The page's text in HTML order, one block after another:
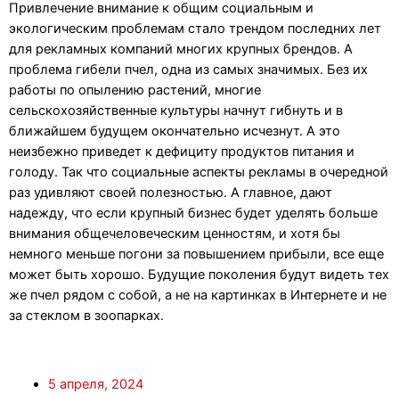
Привлечение внимание к общим социальным и
экологическим проблемам стало трендом последних лет
для рекламных компаний многих крупных брендов. А
проблема гибели пчел, одна из самых значимых. Без их
работы по опылению растений, многие
сельскохозяйственные культуры начнут гибнуть и в
ближайшем будущем окончательно исчезнут. А это
неизбежно приведет к дефициту продуктов питания и
голоду. Так что социальные аспекты рекламы в очередной
раз удивляют своей полезностью. А главное, дают
надежду, что если крупный бизнес будет уделять больше
внимания общечеловеческим ценностям, и хотя бы
немного меньше погони за повышением прибыли, все еще
может быть хорошо. Будущие поколения будут видеть тех
же пчел рядом с собой, а не на картинках в Интернете и не
за стеклом в зоопарках.
5 апреля, 2024